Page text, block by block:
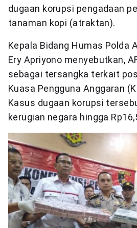
dugaan korupsi pengadaan
tanaman kopi (atraktan).
Kepala Bidang Humas Polda
Ery Apriyono menyebutkan,
sebagai tersangka terkait
Kuasa Pengguna Anggaran
Kasus dugaan korupsi
kerugian negara hingga